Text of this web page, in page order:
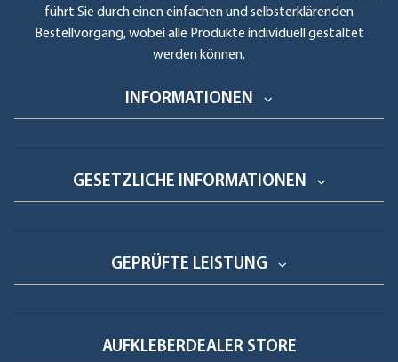
führt Sie durch einen einfachen und selbsterklärenden
Bestellvorgang, wobei alle Produkte individuell gestaltet
werden können.
INFORMATIONEN
GESETZLICHE INFORMATIONEN
GEPRÜFTE LEISTUNG
AUFKLEBERDEALER STORE